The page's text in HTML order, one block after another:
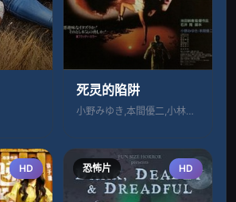
死灵的陷阱
小野みゆき,本間優二,小林ひとみ
HD 恐怖片 HD